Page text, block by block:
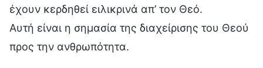
έχουν κερδηθεί ειλικρινά απ’ τον Θεό.
Αυτή είναι η σημασία της διαχείρισης του Θεού
προς την ανθρωπότητα.